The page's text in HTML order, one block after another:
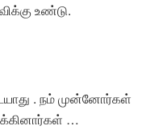
உண்டு.
. நம் முன்னோர்கள்
…